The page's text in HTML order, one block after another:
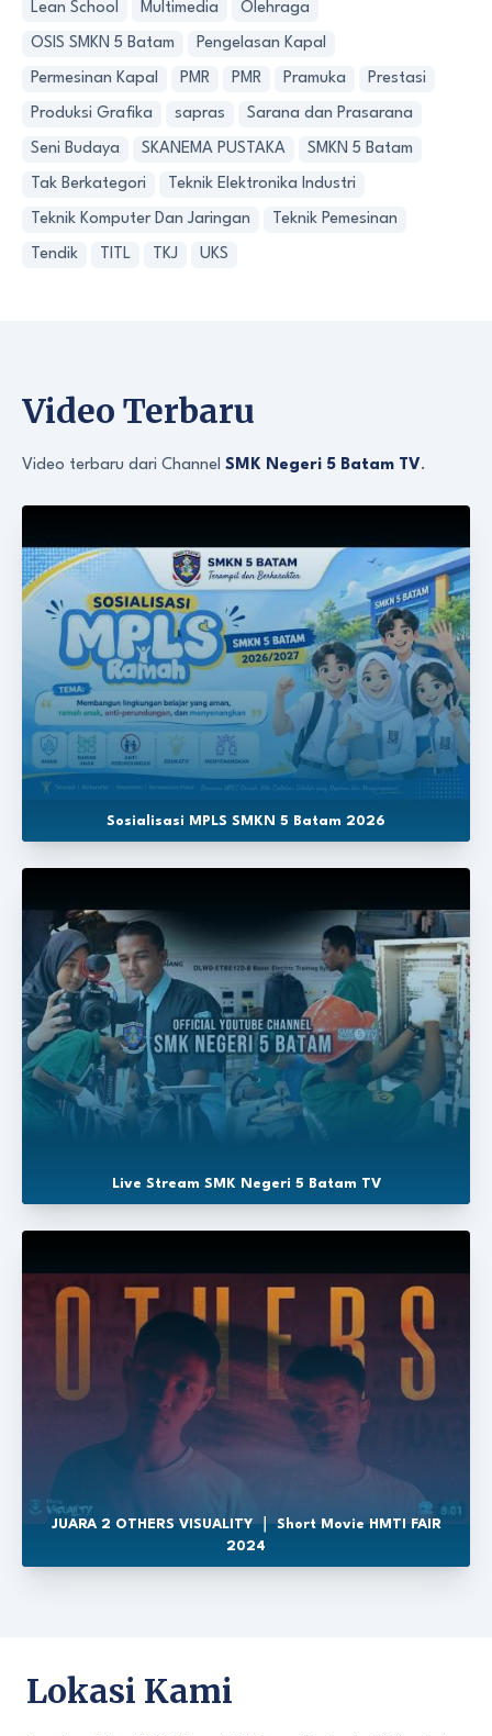
Lean School Multimedia Olehraga
OSIS SMKN 5 Batam Pengelasan Kapal
Permesinan Kapal PMR PMR Pramuka Prestasi
Produksi Grafika sapras Sarana dan Prasarana
Seni Budaya SKANEMA PUSTAKA SMKN 5 Batam
Tak Berkategori Teknik Elektronika Industri
Teknik Komputer Dan Jaringan Teknik Pemesinan
Tendik TITL TKJ UKS
Video Terbaru
Video terbaru dari Channel SMK Negeri 5 Batam TV.
Sosialisasi MPLS SMKN 5 Batam 2026
Live Stream SMK Negeri 5 Batam TV
JUARA 2 OTHERS VISUALITY ｜ Short Movie HMTI FAIR
2024
Lokasi Kami